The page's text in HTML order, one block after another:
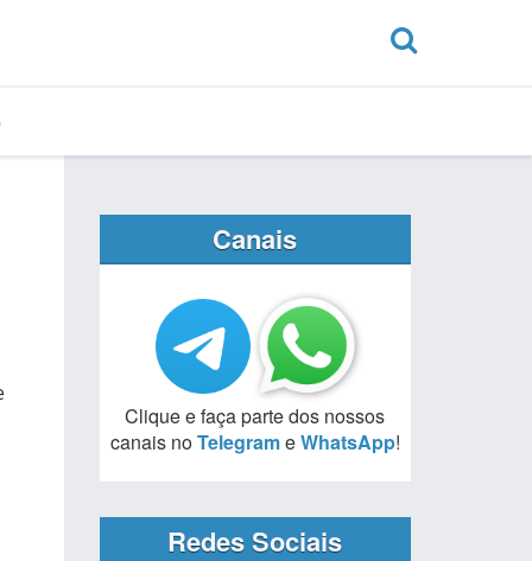
Canais
Clique e faça parte dos nossos
canais noTelegrameWhatsApp!
Redes Sociais